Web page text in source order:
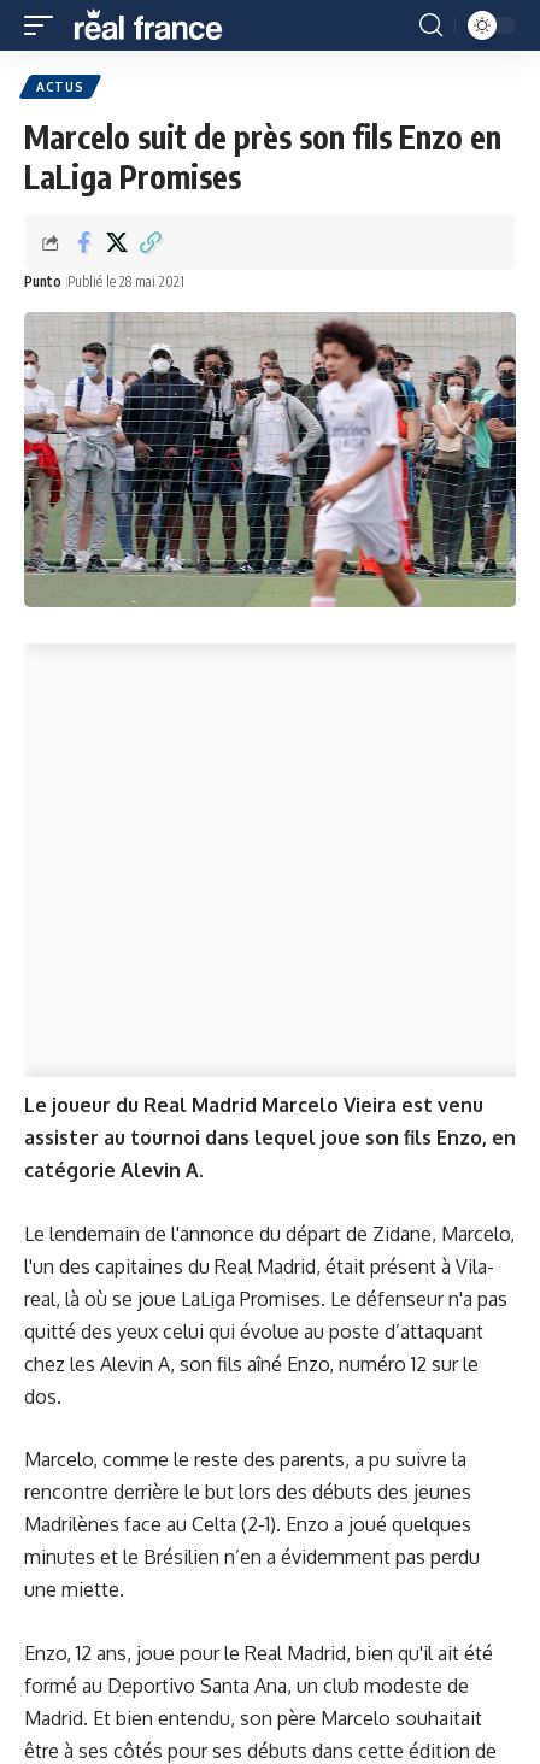
ACTUS
Marcelo suit de près son fils Enzo en
LaLiga Promises
Punto Publié le 28 mai 2021
Le joueur du Real Madrid Marcelo Vieira est venu
assister au tournoi dans lequel joue son fils Enzo, en
catégorie Alevin A.
Le lendemain de l'annonce du départ de Zidane, Marcelo,
l'un des capitaines du Real Madrid, était présent à Vila-
real, là où se joue LaLiga Promises. Le défenseur n'a pas
quitté des yeux celui qui évolue au poste d’attaquant
chez les Alevin A, son fils aîné Enzo, numéro 12 sur le
dos.
Marcelo, comme le reste des parents, a pu suivre la
rencontre derrière le but lors des débuts des jeunes
Madrilènes face au Celta (2-1). Enzo a joué quelques
minutes et le Brésilien n’en a évidemment pas perdu
une miette.
Enzo, 12 ans, joue pour le Real Madrid, bien qu'il ait été
formé au Deportivo Santa Ana, un club modeste de
Madrid. Et bien entendu, son père Marcelo souhaitait
être à ses côtés pour ses débuts dans cette édition de